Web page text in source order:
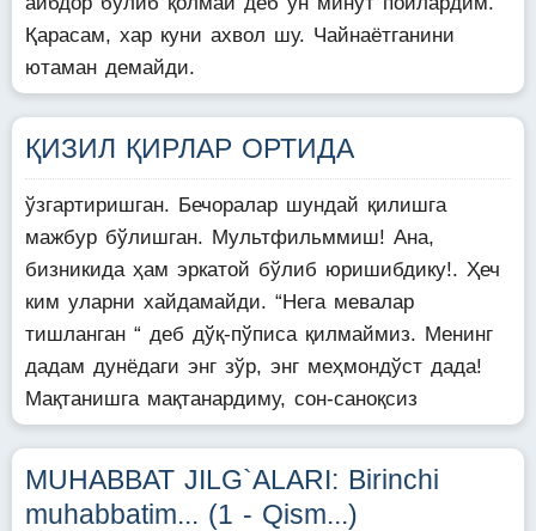
Қарасам, хар куни ахвол шу. Чайнаётганини
ютаман демайди.
ҚИЗИЛ ҚИРЛАР ОРТИДА
ўзгартиришган. Бечоралар шундай қилишга
мажбур бўлишган. Мультфильммиш! Ана,
бизникида ҳам эркатой бўлиб юришибдику!. Ҳеч
ким уларни хайдамайди. “Нега мевалар
тишланган “ деб дўқ-пўписа қилмаймиз. Менинг
дадам дунёдаги энг зўр, энг меҳмондўст дада!
Мақтанишга мақтанардиму, сон-саноқсиз
MUHABBAT JILG`ALARI: Birinchi
muhabbatim... (1 - Qism...)